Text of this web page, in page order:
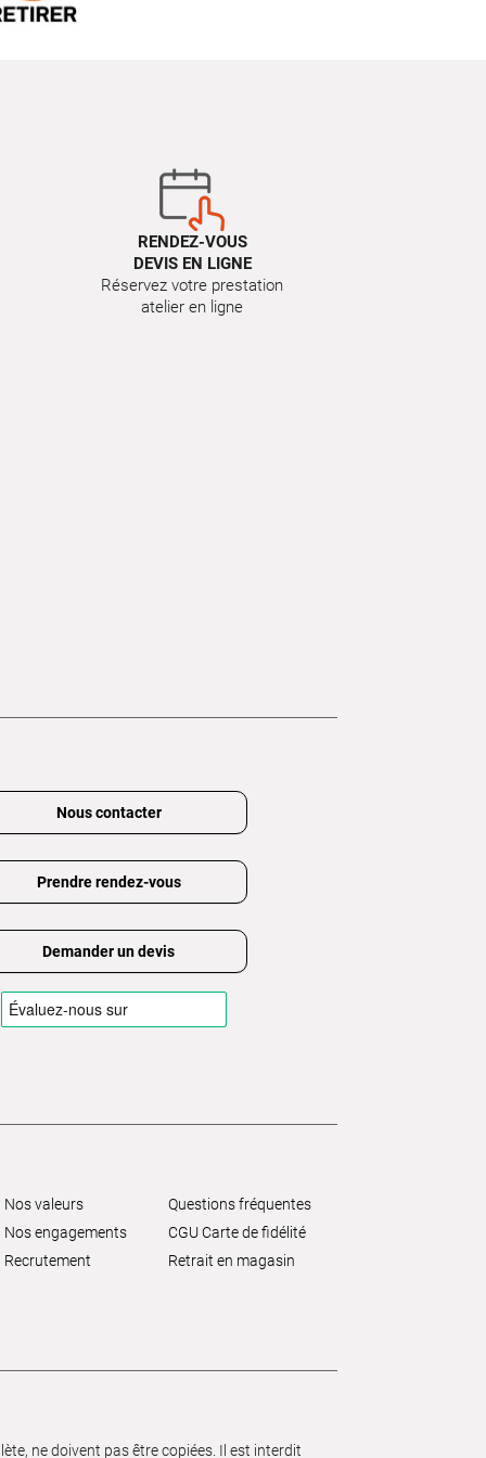
RENDEZ-VOUS
DEVIS EN LIGNE
Réservez votre prestation
atelier en ligne
Nous contacter
Prendre rendez-vous
Demander un devis
Nos valeurs
Nos engagements
Recrutement
Questions fréquentes
CGU Carte de fidélité
Retrait en magasin
ne doivent pas être copiées. Il est interdit